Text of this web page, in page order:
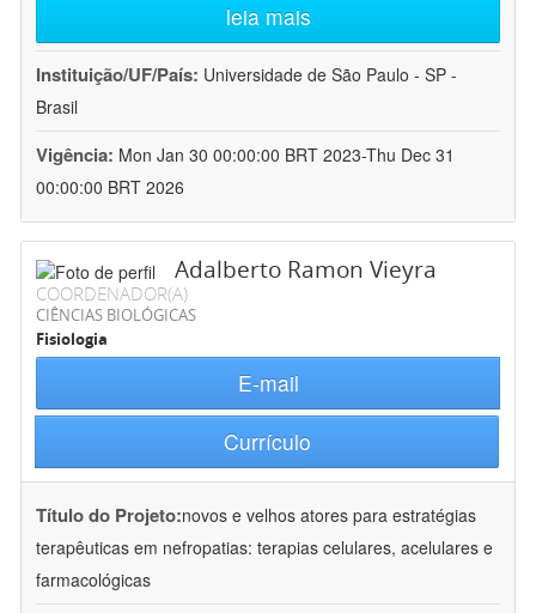
leia mais
Instituição/UF/País: Universidade de São Paulo - SP -
Brasil
Vigência: Mon Jan 30 00:00:00 BRT 2023-Thu Dec 31
00:00:00 BRT 2026
Adalberto Ramon Vieyra
COORDENADOR(A)
CIÊNCIAS BIOLÓGICAS
Fisiologia
E-mail
Currículo
Título do Projeto:novos e velhos atores para estratégias
terapêuticas em nefropatias: terapias celulares, acelulares e
farmacológicas